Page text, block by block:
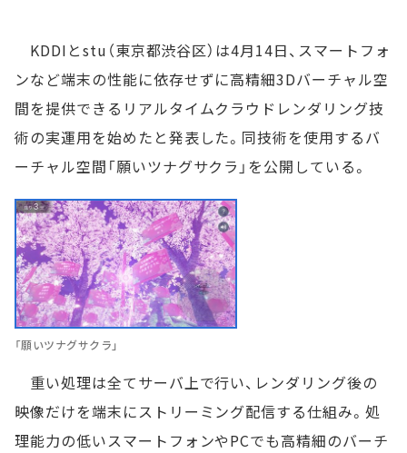
KDDIとstu（東京都渋谷区）は4月14日、スマートフォ
ンなど端末の性能に依存せずに高精細3Dバーチャル空
間を提供できるリアルタイムクラウドレンダリング技
術の実運用を始めたと発表した。同技術を使用するバ
ーチャル空間「願いツナグサクラ」を公開している。
「願いツナグサクラ」
重い処理は全てサーバ上で行い、レンダリング後の
映像だけを端末にストリーミング配信する仕組み。処
理能力の低いスマートフォンやPCでも高精細のバーチ